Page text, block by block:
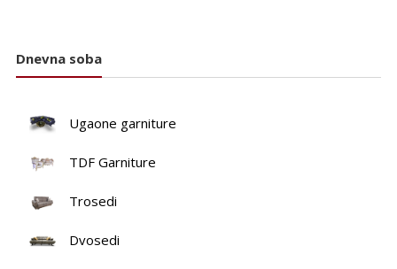
Dnevna soba
Ugaone garniture
TDF Garniture
Trosedi
Dvosedi